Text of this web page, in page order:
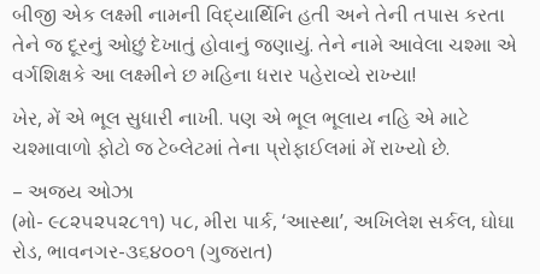
બીજી એક લક્ષ્મી નામની વિદ્યાર્થિનિ હતી અને તેની તપાસ કરતા
તેને જ દૂરનું ઓછું દેખાતું હોવાનું જણાયું. તેને નામે આવેલા ચશ્મા એ
વર્ગશિક્ષકે આ લક્ષ્મીને છ મહિના ધરાર પહેરાવ્યે રાખ્યા!
ખેર, મેં એ ભૂલ સુધારી નાખી. પણ એ ભૂલ ભૂલાય નહિ એ માટે
ચશ્માવાળો ફોટો જ ટેબ્લેટમાં તેના પ્રોફાઈલમાં મેં રાખ્યો છે.
– અજય ઓઝા
(મો- ૯૮૨૫૨૫૨૮૧૧) ૫૮, મીરા પાર્ક, ‘આસ્થા’, અખિલેશ સર્કલ, ઘોઘા
રોડ, ભાવનગર-૩૬૪૦૦૧ (ગુજરાત)